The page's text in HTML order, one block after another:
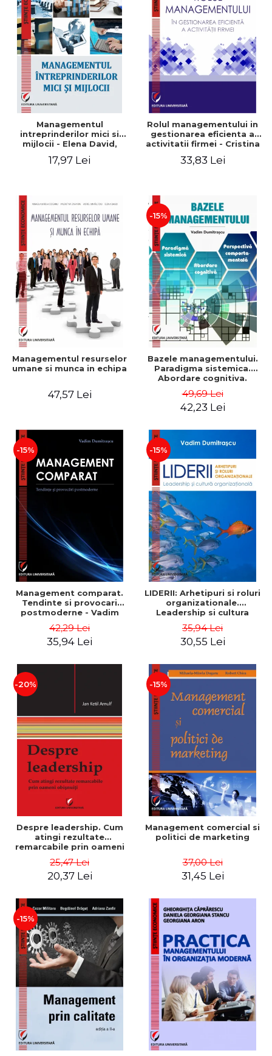
Managementul
intreprinderilor mici si
mijlocii - Elena David,
Roxana Carmen Ionescu,
17,97 Lei
Rolul managementului in
gestionarea eficienta a
activitatii firmei - Cristina
Gabriel Nastase, Mihaela-
33,83 Lei
Managementul resurselor
umane si munca in echipa
47,57 Lei
-15%
Bazele managementului.
Paradigma sistemica.
Abordare cognitiva.
comportamentala - Vadim
Dumitrascu
49,69 Lei
42,23 Lei
-15%
Management comparat.
Tendinte si provocari
postmoderne - Vadim
42,29 Lei
35,94 Lei
-15%
LIDERII: Arhetipuri si roluri
organizationale.
Leadership si cultura
Dumitrascu
35,94 Lei
30,55 Lei
-20%
Despre leadership. Cum
atingi rezultate
remarcabile prin oameni
25,47 Lei
20,37 Lei
-15%
Management comercial si
politici de marketing
37,00 Lei
31,45 Lei
-15%